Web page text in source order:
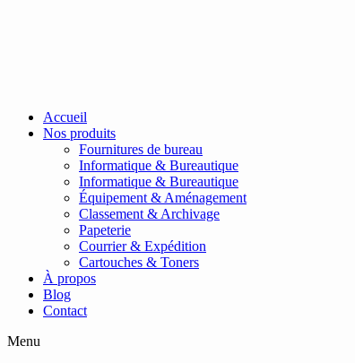
Accueil
Nos produits
Fournitures de bureau
Informatique & Bureautique
Informatique & Bureautique
Équipement & Aménagement
Classement & Archivage
Papeterie
Courrier & Expédition
Cartouches & Toners
À propos
Blog
Contact
Menu